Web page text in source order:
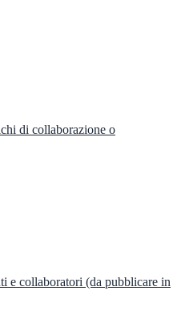
di collaborazione o
e collaboratori (da pubblicare in